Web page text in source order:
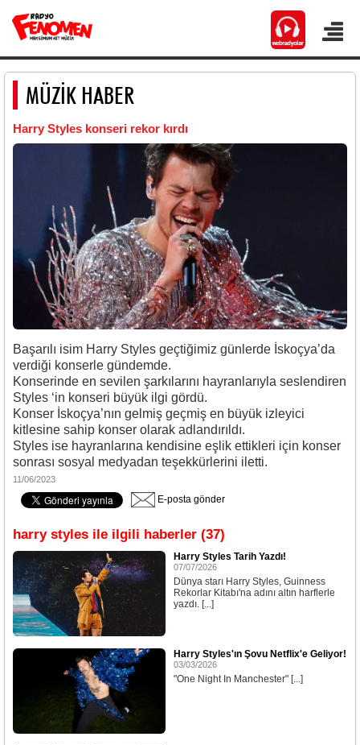
MÜZİK HABER
Harry Styles konseri rekor kırdı
Başarılı isim Harry Styles geçtiğimiz günlerde İskoçya’da
verdiği konserle gündemde.
Konserinde en sevilen şarkılarını hayranlarıyla seslendiren
Styles ‘in konseri büyük ilgi gördü.
Konser İskoçya’nın gelmiş geçmiş en büyük izleyici
kitlesine sahip konser olarak adlandırıldı.
Styles ise hayranlarına kendisine eşlik ettikleri için konser
sonrası sosyal medyadan teşekkürlerini iletti.
11/06/2023
E-posta gönder
harry styles ile ilgili haberler (37)
Harry Styles Tarih Yazdı!
07/07/2026
Dünya starı Harry Styles, Guinness
Rekorlar Kitabı'na adını altın harflerle
yazdı. [...]
Harry Styles'ın Şovu Netflix'e Geliyor!
03/03/2026
"One Night In Manchester" [...]